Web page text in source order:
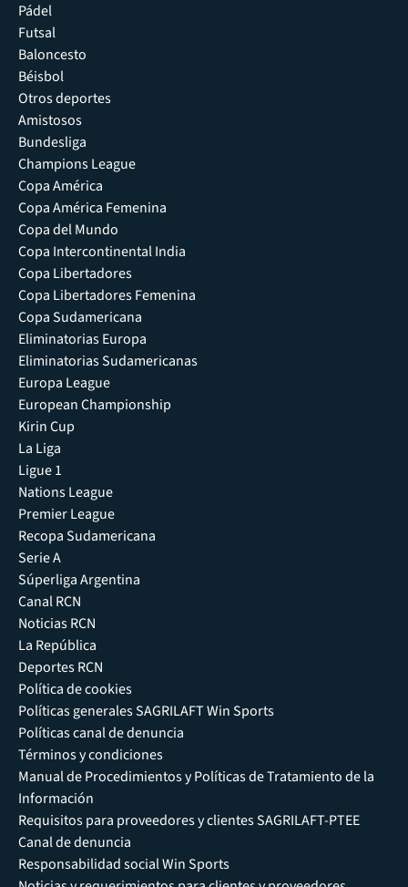
Pádel
Futsal
Baloncesto
Béisbol
Otros deportes
Amistosos
Bundesliga
Champions League
Copa América
Copa América Femenina
Copa del Mundo
Copa Intercontinental India
Copa Libertadores
Copa Libertadores Femenina
Copa Sudamericana
Eliminatorias Europa
Eliminatorias Sudamericanas
Europa League
European Championship
Kirin Cup
La Liga
Ligue 1
Nations League
Premier League
Recopa Sudamericana
Serie A
Súperliga Argentina
Canal RCN
Noticias RCN
La República
Deportes RCN
Política de cookies
Políticas generales SAGRILAFT Win Sports
Políticas canal de denuncia
Términos y condiciones
Manual de Procedimientos y Políticas de Tratamiento de la
Información
Requisitos para proveedores y clientes SAGRILAFT-PTEE
Canal de denuncia
Responsabilidad social Win Sports